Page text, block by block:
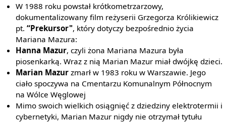
W 1988 roku powstał krótkometrzarzowy,
dokumentalizowany film reżyserii Grzegorza Królikiewicz
pt.“Prekursor", który dotyczy bezpośrednio życia
Mariana Mazura:
Hanna Mazur, czyli żona Mariana Mazura była
piosenkarką. Wraz z nią Marian Mazur miał dwójkę dzieci.
Marian Mazur zmarł w 1983 roku w Warszawie. Jego
ciało spoczywa na Cmentarzu Komunalnym Północnym
na Wólce Węglowej
Mimo swoich wielkich osiągnięć z dziedziny elektrotermii i
cybernetyki, Marian Mazur nigdy nie otrzymał tytułu